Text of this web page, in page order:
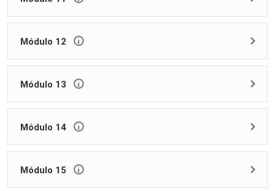
Módulo 12
Módulo 13
Módulo 14
Módulo 15